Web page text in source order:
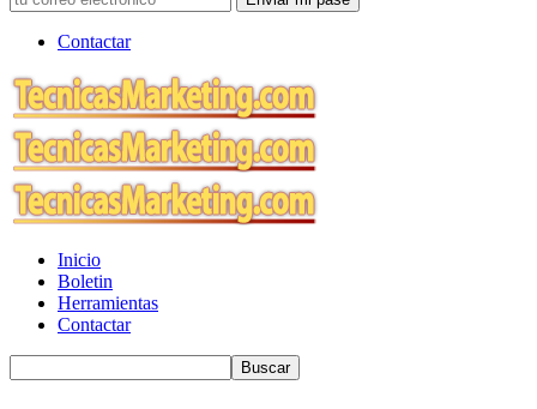
Contactar
Inicio
Boletin
Herramientas
Contactar